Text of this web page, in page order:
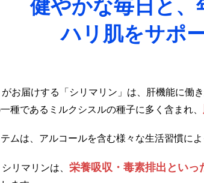
健やかな毎日と、
ハリ肌をサポ
お届けする「シリマリン」は、肝機能に働
種であるミルクシスルの種子に多く含まれ、
ムは、アルコールを含む様々な生活習慣に
リマリンは、 栄養吸収・毒素排出といっ